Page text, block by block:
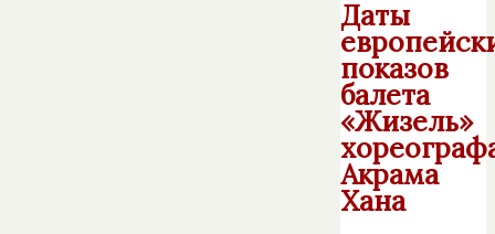
Даты
показов
балета
«Жизель»
Акрама
Хана